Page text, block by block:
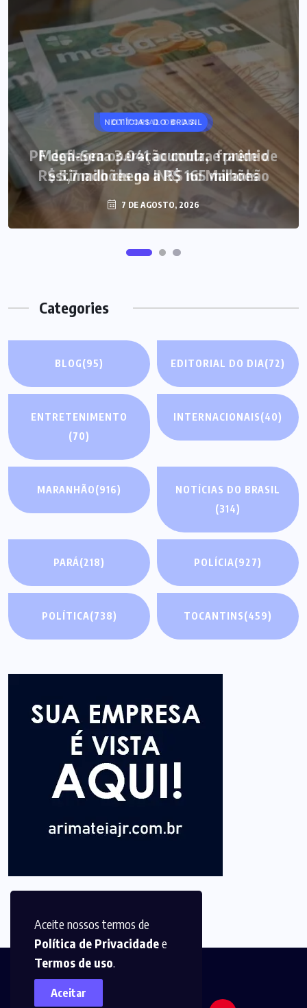
Aceite nossos termos de
Política de Privacidadee
Termos de uso.
Aceitar
NOTÍCIAS DO BRASIL
Mega-Sena 3.041 acumula, e prêmio
estimado chega a R$ 165 milhões
7 DE AGOSTO, 2026
Categories
BLOG(95) EDITORIAL DO DIA(72)
ENTRETENIMENTO
(70)
INTERNACIONAIS(40)
MARANHÃO(916)
NOTÍCIAS DO BRASIL
(314)
PARÁ(218) POLÍCIA(927)
POLÍTICA(738) TOCANTINS(459)